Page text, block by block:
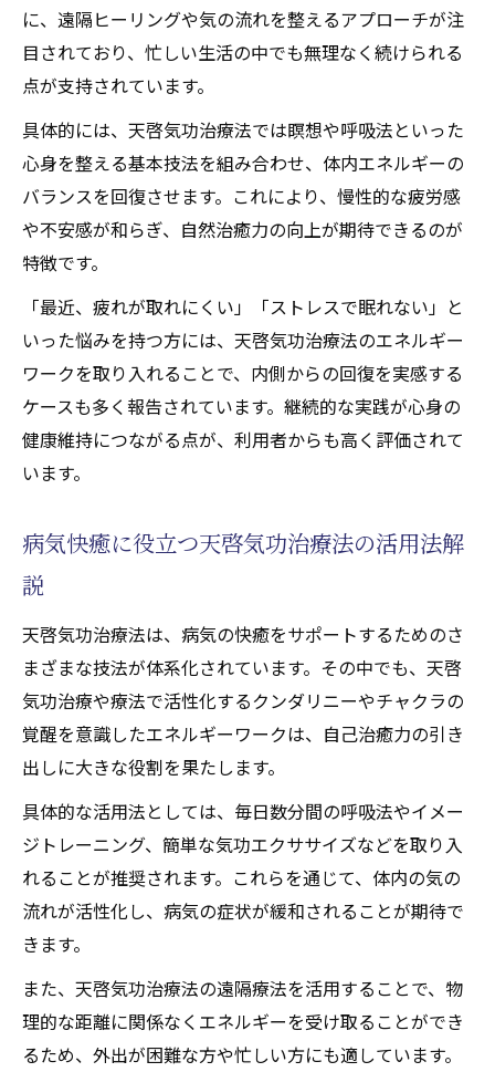
に、遠隔ヒーリングや気の流れを整えるアプローチが注
目されており、忙しい生活の中でも無理なく続けられる
点が支持されています。
具体的には、天啓気功治療法では瞑想や呼吸法といった
心身を整える基本技法を組み合わせ、体内エネルギーの
バランスを回復させます。これにより、慢性的な疲労感
や不安感が和らぎ、自然治癒力の向上が期待できるのが
特徴です。
「最近、疲れが取れにくい」「ストレスで眠れない」と
いった悩みを持つ方には、天啓気功治療法のエネルギー
ワークを取り入れることで、内側からの回復を実感する
ケースも多く報告されています。継続的な実践が心身の
健康維持につながる点が、利用者からも高く評価されて
います。
病気快癒に役立つ天啓気功治療法の活用法解
説
天啓気功治療法は、病気の快癒をサポートするためのさ
まざまな技法が体系化されています。その中でも、天啓
気功治療や療法で活性化するクンダリニーやチャクラの
覚醒を意識したエネルギーワークは、自己治癒力の引き
出しに大きな役割を果たします。
具体的な活用法としては、毎日数分間の呼吸法やイメー
ジトレーニング、簡単な気功エクササイズなどを取り入
れることが推奨されます。これらを通じて、体内の気の
流れが活性化し、病気の症状が緩和されることが期待で
きます。
また、天啓気功治療法の遠隔療法を活用することで、物
理的な距離に関係なくエネルギーを受け取ることができ
るため、外出が困難な方や忙しい方にも適しています。